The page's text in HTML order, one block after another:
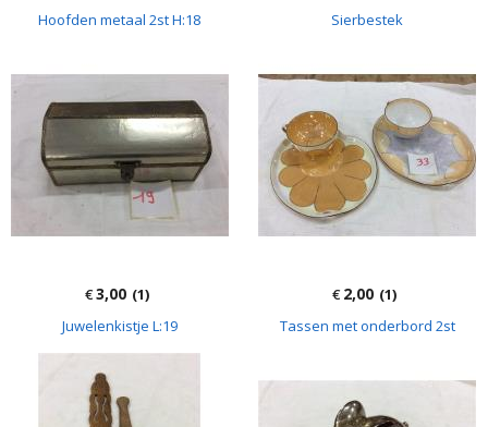
Hoofden metaal 2st H:18
Sierbestek
€3,00 (1)
Juwelenkistje L:19
€2,00 (1)
Tassen met onderbord 2st